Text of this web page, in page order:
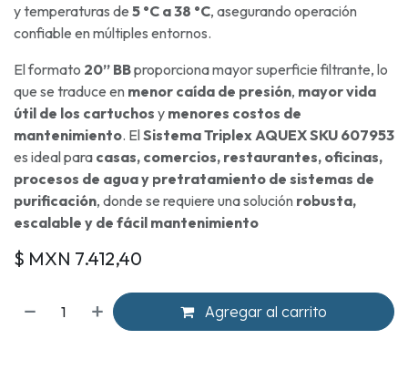
y temperaturas de 5 °C a 38 °C, asegurando operación
confiable en múltiples entornos.
El formato 20” BBproporciona mayor superficie filtrante, lo
que se traduce en menor caída de presión, mayor vida
útil de los cartuchos y menores costos de
mantenimiento. ElSistema Triplex AQUEX SKU 607953
es ideal para casas, comercios, restaurantes, oficinas,
procesos de agua y pretratamiento de sistemas de
purificación, donde se requiere una solución robusta,
escalable y de fácil mantenimiento
$ MXN 7.412,40
Agregar al carrito